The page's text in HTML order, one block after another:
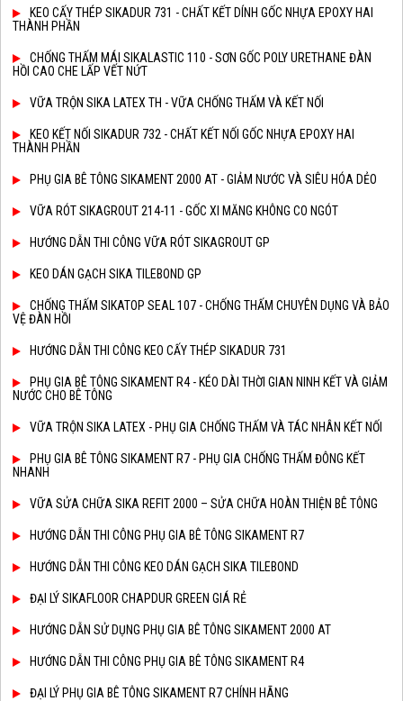
KEO CẤY THÉP SIKADUR 731 - CHẤT KẾT DÍNH GỐC NHỰA EPOXY HAI
THÀNH PHẦN
CHỐNG THẤM MÁI SIKALASTIC 110 - SƠN GỐC POLY URETHANE ĐÀN
HỒI CAO CHE LẤP VẾT NỨT
VỮA TRỘN SIKA LATEX TH - VỮA CHỐNG THẤM VÀ KẾT NỐI
KEO KẾT NỐI SIKADUR 732 - CHẤT KẾT NỐI GỐC NHỰA EPOXY HAI
THÀNH PHẦN
PHỤ GIA BÊ TÔNG SIKAMENT 2000 AT - GIẢM NƯỚC VÀ SIÊU HÓA DẺO
VỮA RÓT SIKAGROUT 214-11 - GỐC XI MĂNG KHÔNG CO NGÓT
HƯỚNG DẪN THI CÔNG VỮA RÓT SIKAGROUT GP
KEO DÁN GẠCH SIKA TILEBOND GP
CHỐNG THẤM SIKATOP SEAL 107 - CHỐNG THẤM CHUYÊN DỤNG VÀ BẢO
VỆ ĐÀN HỒI
HƯỚNG DẪN THI CÔNG KEO CẤY THÉP SIKADUR 731
PHỤ GIA BÊ TÔNG SIKAMENT R4 - KÉO DÀI THỜI GIAN NINH KẾT VÀ GIẢM
NƯỚC CHO BÊ TÔNG
VỮA TRỘN SIKA LATEX - PHỤ GIA CHỐNG THẤM VÀ TÁC NHÂN KẾT NỐI
PHỤ GIA BÊ TÔNG SIKAMENT R7 - PHỤ GIA CHỐNG THẤM ĐÔNG KẾT
NHANH
VỮA SỬA CHỮA SIKA REFIT 2000 – SỬA CHỮA HOÀN THIỆN BÊ TÔNG
HƯỚNG DẪN THI CÔNG PHỤ GIA BÊ TÔNG SIKAMENT R7
HƯỚNG DẪN THI CÔNG KEO DÁN GẠCH SIKA TILEBOND
ĐẠI LÝ SIKAFLOOR CHAPDUR GREEN GIÁ RẺ
HƯỚNG DẪN SỬ DỤNG PHỤ GIA BÊ TÔNG SIKAMENT 2000 AT
HƯỚNG DẪN THI CÔNG PHỤ GIA BÊ TÔNG SIKAMENT R4
ĐẠI LÝ PHỤ GIA BÊ TÔNG SIKAMENT R7 CHÍNH HÃNG